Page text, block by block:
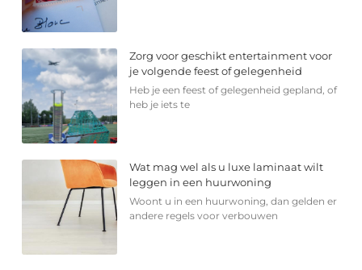
Zorg voor geschikt entertainment voor
je volgende feest of gelegenheid
Heb je een feest of gelegenheid gepland, of
heb je iets te
Wat mag wel als u luxe laminaat wilt
leggen in een huurwoning
Woont u in een huurwoning, dan gelden er
andere regels voor verbouwen